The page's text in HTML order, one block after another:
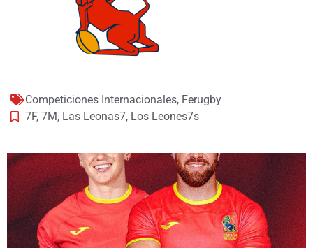
Competiciones Internacionales, Ferugby
7F, 7M, Las Leonas7, Los Leones7s